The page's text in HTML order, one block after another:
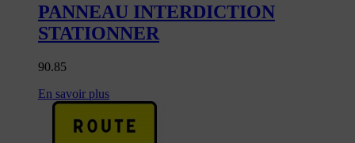
PANNEAU INTERDICTION
STATIONNER
90.85
En savoir plus